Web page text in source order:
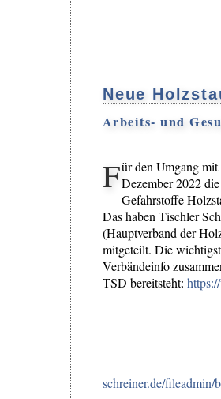
Neue
Arbeits- und
Für den Umgang
Dezember 2022
Gefahrstoffe
Das haben Tischler
(Hauptverband der
mitgeteilt. Die
Verbändeinfo
TSD bereitsteht:
schreiner.de/